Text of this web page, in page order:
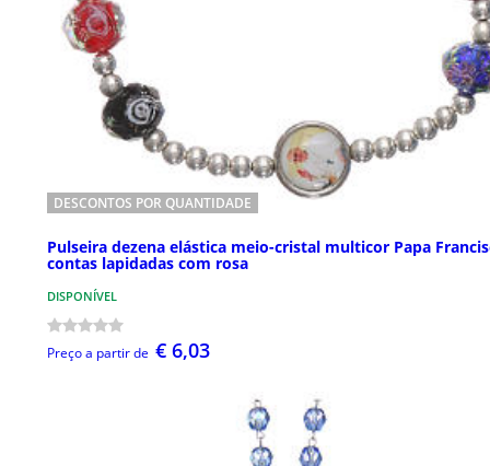
DESCONTOS POR QUANTIDADE
Pulseira dezena elástica meio-cristal multicor Papa
contas lapidadas com rosa
DISPONÍVEL
Preço a partir de € 6,03